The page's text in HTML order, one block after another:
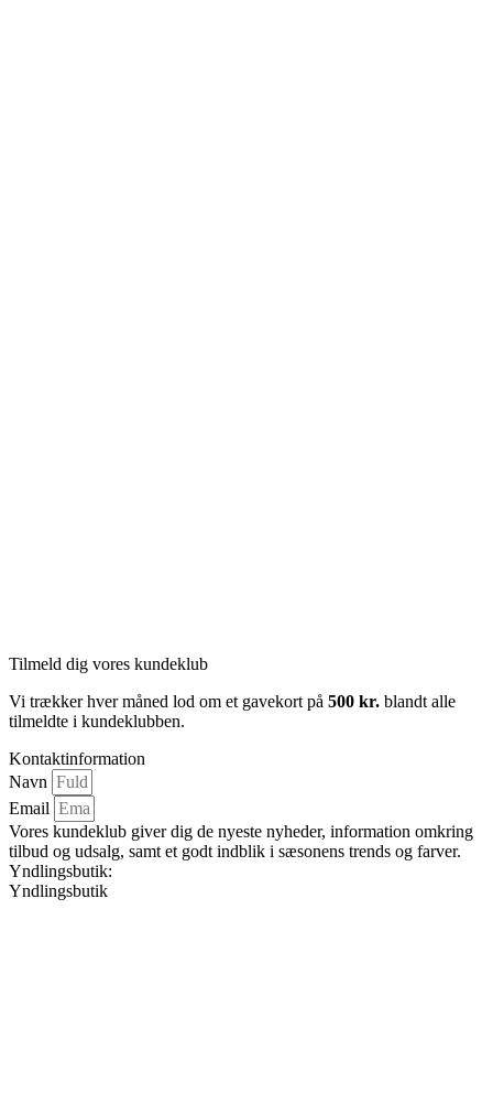
Tilmeld dig vores kundeklub
Vi trækker hver måned lod om et gavekort på 500 kr. blandt alle
tilmeldte i kundeklubben.
Kontaktinformation
Navn
Email
Vores kundeklub giver dig de nyeste nyheder, information omkring
tilbud og udsalg, samt et godt indblik i sæsonens trends og farver.
Yndlingsbutik:
Yndlingsbutik